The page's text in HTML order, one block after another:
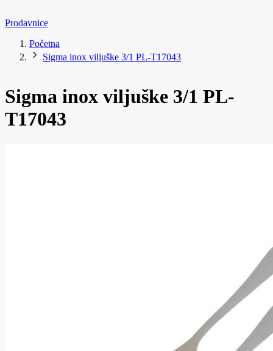
Prodavnice
Početna
Sigma inox viljuške 3/1 PL-T17043
Sigma inox viljuške 3/1 PL-
T17043